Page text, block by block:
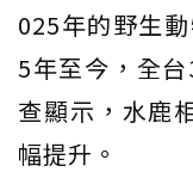
025年的野生
5年至今，全
查顯示，水鹿
幅提升。